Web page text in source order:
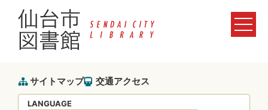
サイトマップ 交通アクセス
LANGUAGE